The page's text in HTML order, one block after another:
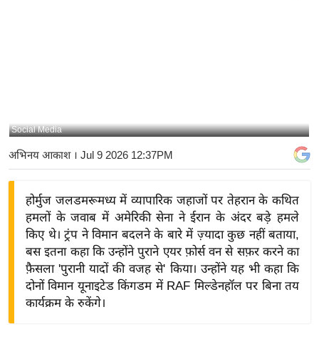
य
बि
ज़
द्यो
Social Media
अभिनय आकाश। Jul 9 2026 12:37PM
होर्मुज जलडमरूमध्य में व्यापारिक जहाजों पर तेहरान के कथित
हमलों के जवाब में अमेरिकी सेना ने ईरान के अंदर बड़े हमले
किए थे। ट्रंप ने विमान बदलने के बारे में ज़्यादा कुछ नहीं बताया,
बस इतना कहा कि उन्होंने पुराने एयर फ़ोर्स वन से सफ़र करने का
फ़ैसला 'पुरानी यादों की वजह से' किया। उन्होंने यह भी कहा कि
दोनों विमान यूनाइटेड किंगडम में RAF मिल्डेनहॉल पर बिना तय
कार्यक्रम के रुकेंगे।